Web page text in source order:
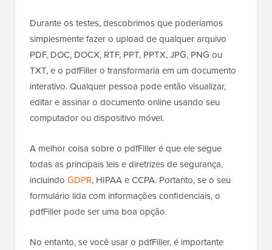
Durante os testes, descobrimos que poderíamos
simplesmente fazer o upload de qualquer arquivo
PDF, DOC, DOCX, RTF, PPT, PPTX, JPG, PNG ou
TXT, e o pdfFiller o transformaria em um documento
interativo. Qualquer pessoa pode então visualizar,
editar e assinar o documento online usando seu
computador ou dispositivo móvel.
A melhor coisa sobre o pdfFiller é que ele segue
todas as principais leis e diretrizes de segurança,
incluindo GDPR, HIPAA e CCPA. Portanto, se o seu
formulário lida com informações confidenciais, o
pdfFiller pode ser uma boa opção.
No entanto, se você usar o pdfFiller, é importante